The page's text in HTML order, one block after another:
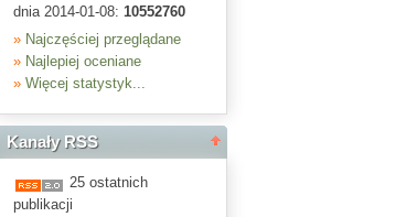
dnia 2014-01-08: 10552760
» Najczęściej przeglądane
» Najlepiej oceniane
» Więcej statystyk...
Kanały RSS
25 ostatnich
publikacji